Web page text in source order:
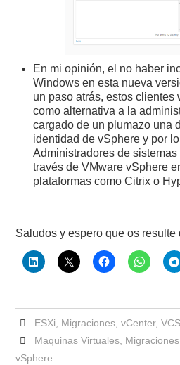
En mi opinión, el no haber
Windows en esta nueva
un paso atrás, estos clientes
como alternativa a la
cargado de un plumazo una
identidad de vSphere y por
Administradores de
través de VMware vSphere
plataformas como Citrix o
Saludos y espero que os
ESXi, Migraciones, vCenter,
Maquinas Virtuales, Migraciones
vSphere